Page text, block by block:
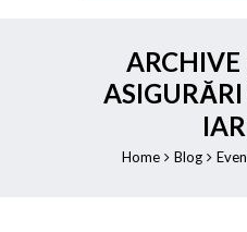
ARCHIVE
Home Blog